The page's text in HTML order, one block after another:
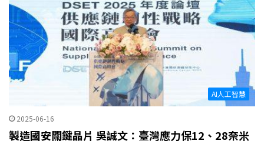
AI人工智慧
2025-06-16
製造國安關鍵晶片 吳誠文：臺灣應力保12、28奈米